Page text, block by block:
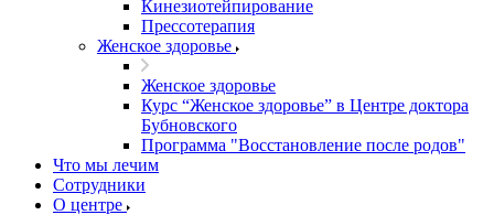
Кинезиотейпирование
Прессотерапия
Женское здоровье
Женское здоровье
Курс “Женское здоровье” в Центре доктора
Бубновского
Программа "Восстановление после родов"
Что мы лечим
Сотрудники
О центре